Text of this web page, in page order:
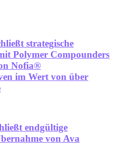
strategische
Polymer Compounders
Nofia®
im Wert von über
endgültige
von Ava